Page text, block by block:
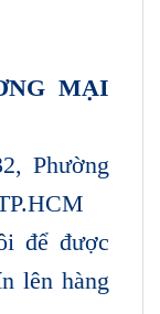
MẠI
Phường
để được
lên hàng